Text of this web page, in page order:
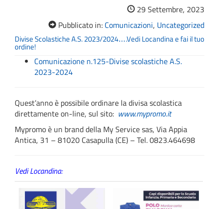
29 Settembre, 2023
Pubblicato in: Comunicazioni, Uncategorized
Divise Scolastiche A.S. 2023/2024….Vedi Locandina e fai il tuo
ordine!
Comunicazione n.125-Divise scolastiche A.S.
2023-2024
Quest’anno è possibile ordinare la divisa scolastica
direttamente on-line, sul sito: www.mypromo.it
Mypromo è un brand della My Service sas, Via Appia
Antica, 31 – 81020 Casapulla (CE) – Tel. 0823.464698
Vedi Locandina: